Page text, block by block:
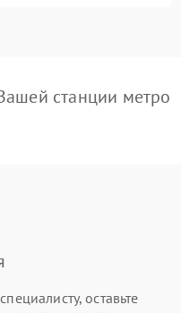
станции метро
оставьте